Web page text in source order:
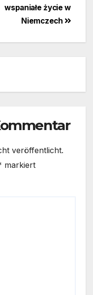
wspaniałe życie w
Niemczech
veröffentlicht.
markiert